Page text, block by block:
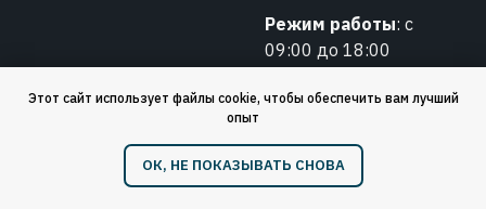
❗️ Обращаем ваше внимание: мы работаем только
с юридическими лицами
Этот сайт использует файлы cookie, чтобы обеспечить вам лучший
опыт
ОК, НЕ ПОКАЗЫВАТЬ СНОВА
Режим работы: с
09:00 до 18:00